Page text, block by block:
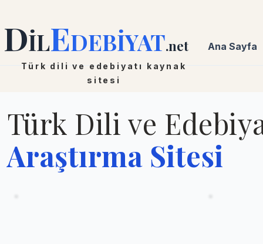
DİLEDEBİYAT.net Ana Sayfa
Türk dili ve edebiyatı kaynak
sitesi
Türk Dili ve
Araştırma Sitesi